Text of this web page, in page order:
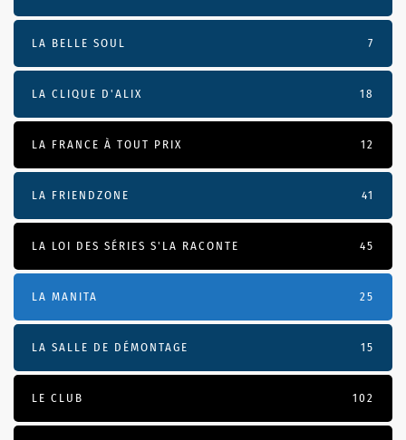
LA BELLE SOUL 7
LA CLIQUE D'ALIX 18
LA FRANCE À TOUT PRIX 12
LA FRIENDZONE 41
LA LOI DES SÉRIES S'LA RACONTE 45
LA MANITA 25
LA SALLE DE DÉMONTAGE 15
LE CLUB 102